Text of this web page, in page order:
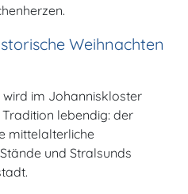
Weihnachten
wird im Johanniskloster
lebendig: der
mittelalterliche
und Stralsunds